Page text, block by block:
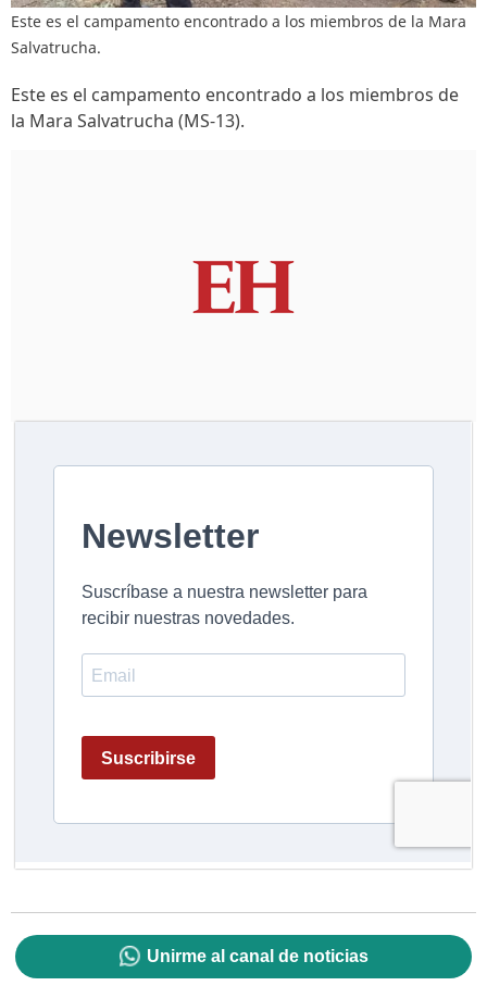
Este es el campamento encontrado a los miembros de la Mara
Salvatrucha.
Este es el campamento encontrado a los miembros de
la Mara Salvatrucha (MS-13).
Unirme al canal de noticias